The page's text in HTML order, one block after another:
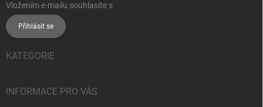
Vložením e-mailu souhlasíte s
Přihlásit se
KATEGORIE
INFORMACE PRO VÁS